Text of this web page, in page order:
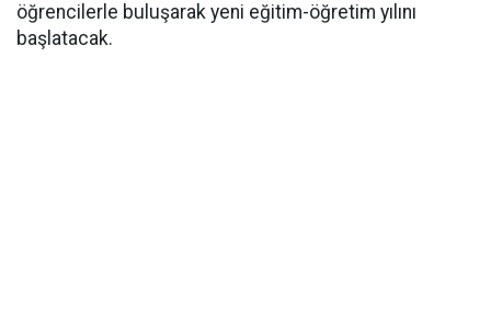
öğrencilerle buluşarak yeni eğitim-öğretim yılını
başlatacak.